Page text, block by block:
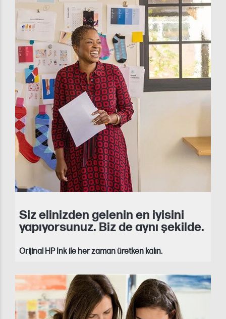
Siz elinizden gelenin en iyisini
yapıyorsunuz. Biz de aynı şekilde.
Orijinal HP Ink ile her zaman üretken kalın.